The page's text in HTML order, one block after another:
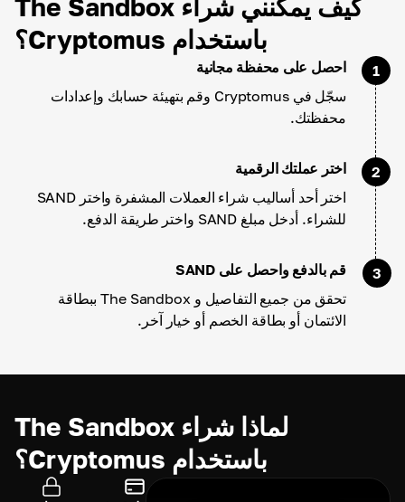
كيف يمكنني شراء The Sandbox
باستخدام Cryptomus؟
1
احصل على محفظة مجانية
سجّل في Cryptomus وقم بتهيئة حسابك وإعدادات
محفظتك.
2
اختر عملتك الرقمية
اختر أحد أساليب شراء العملات المشفرة واختر SAND
للشراء. أدخل مبلغ SAND واختر طريقة الدفع.
3
قم بالدفع واحصل على SAND
تحقق من جميع التفاصيل و The Sandbox ببطاقة
الائتمان أو بطاقة الخصم أو خيار آخر.
لماذا شراء The Sandbox
باستخدام Cryptomus؟